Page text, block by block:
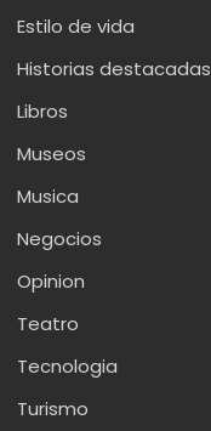
Estilo de vida
Historias destacadas
Libros
Museos
Musica
Negocios
Opinion
Teatro
Tecnologia
Turismo